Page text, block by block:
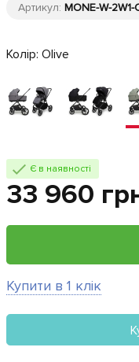
Артикул: MONE-W-2W1-
Колір: Olive
Є в наявності
33 960
Купити в 1 клік